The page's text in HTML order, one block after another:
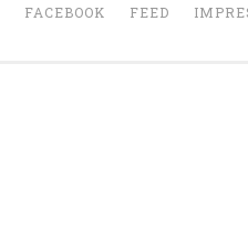
FACEBOOK FEED